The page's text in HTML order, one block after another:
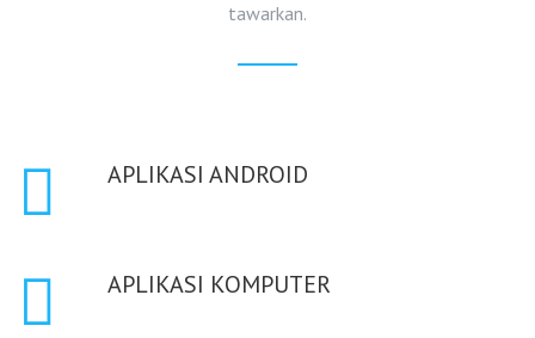
tawarkan.
APLIKASI ANDROID
APLIKASI KOMPUTER